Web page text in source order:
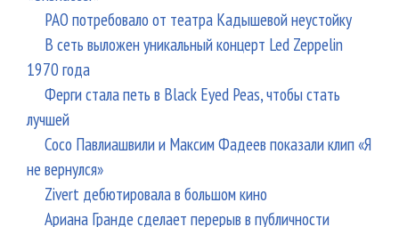
РАО потребовало от театра Кадышевой неустойку
В сеть выложен уникальный концерт Led Zeppelin
1970 года
Ферги стала петь в Black Eyed Peas, чтобы стать
лучшей
Сосо Павлиашвили и Максим Фадеев показали клип «Я
не вернулся»
Zivert дебютировала в большом кино
Ариана Гранде сделает перерыв в публичности